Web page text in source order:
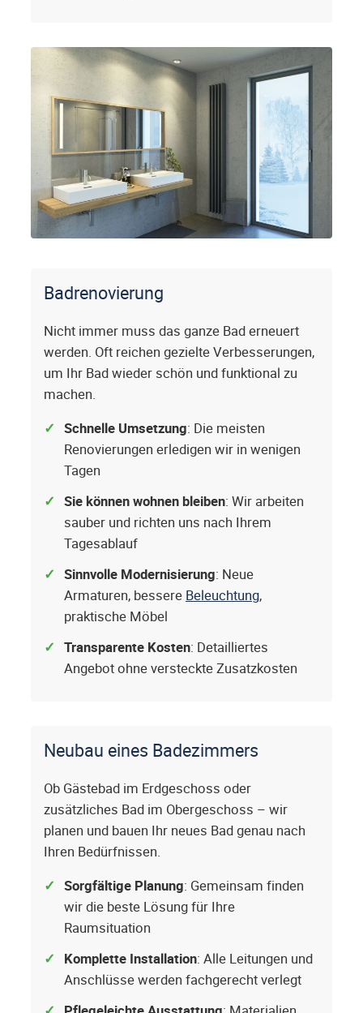
Badrenovierung
Nicht immer muss das ganze Bad erneuert
werden. Oft reichen gezielte Verbesserungen,
um Ihr Bad wieder schön und funktional zu
machen.
Schnelle Umsetzung: Die meisten
Renovierungen erledigen wir in wenigen
Tagen
Sie können wohnen bleiben: Wir arbeiten
sauber und richten uns nach Ihrem
Tagesablauf
Sinnvolle Modernisierung: Neue
Armaturen, bessere Beleuchtung,
praktische Möbel
Transparente Kosten: Detailliertes
Angebot ohne versteckte Zusatzkosten
Neubau eines Badezimmers
Ob Gästebad im Erdgeschoss oder
zusätzliches Bad im Obergeschoss – wir
planen und bauen Ihr neues Bad genau nach
Ihren Bedürfnissen.
Sorgfältige Planung: Gemeinsam finden
wir die beste Lösung für Ihre
Raumsituation
Komplette Installation: Alle Leitungen und
Anschlüsse werden fachgerecht verlegt